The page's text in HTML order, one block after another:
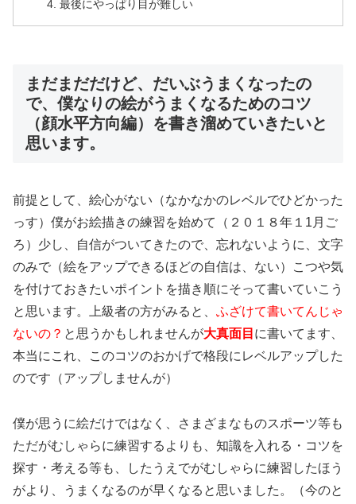
最後にやっぱり目が難しい
まだまだだけど、だいぶうまくなったの
で、僕なりの絵がうまくなるためのコツ
（顔水平方向編）を書き溜めていきたいと
思います。
前提として、絵心がない（なかなかのレベルでひどかった
っす）僕がお絵描きの練習を始めて（２０１８年１1月ご
ろ）少し、自信がついてきたので、忘れないように、文字
のみで（絵をアップできるほどの自信は、ない）こつや気
を付けておきたいポイントを描き順にそって書いていこう
と思います。上級者の方がみると、 ふざけて書いてんじゃ
ないの？ と思うかもしれませんが大真面目 に書いてます、
本当にこれ、このコツのおかげで格段にレベルアップした
のです（アップしませんが）
僕が思うに絵だけではなく、さまざまなものスポーツ等も
ただがむしゃらに練習するよりも、知識を入れる・コツを
探す・考える等も、したうえでがむしゃらに練習したほう
がより、うまくなるのが早くなると思いました。（今のと